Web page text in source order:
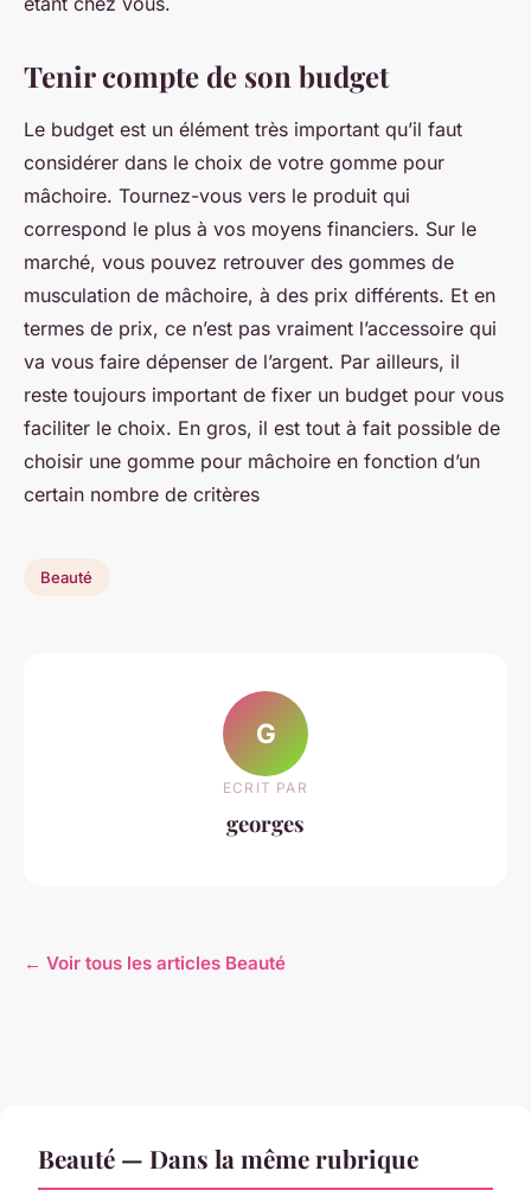
Tenir compte de son budget
Le budget est un élément très important qu’il faut
considérer dans le choix de votre gomme pour
mâchoire. Tournez-vous vers le produit qui
correspond le plus à vos moyens financiers. Sur le
marché, vous pouvez retrouver des gommes de
musculation de mâchoire, à des prix différents. Et en
termes de prix, ce n’est pas vraiment l’accessoire qui
va vous faire dépenser de l’argent. Par ailleurs, il
reste toujours important de fixer un budget pour vous
faciliter le choix. En gros, il est tout à fait possible de
choisir une gomme pour mâchoire en fonction d’un
certain nombre de critères
Beauté
G
ECRIT PAR
georges
← Voir tous les articles Beauté
Beauté — Dans la même rubrique